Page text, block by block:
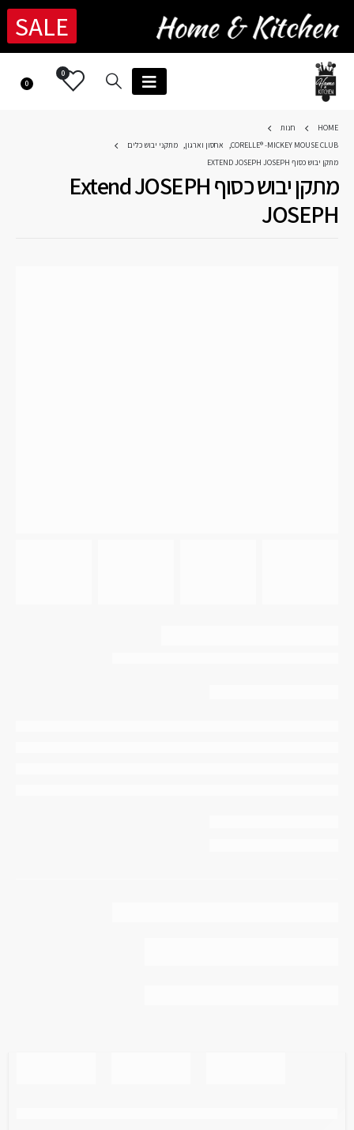
SALE
0
0
HOME
חנות
CORELLE® -MICKEY MOUSE CLUB
, אחסון וארגון, מתקני יבוש כלים
מתקן יבוש כסוף EXTEND JOSEPH JOSEPH
מתקן יבוש כסוף Extend JOSEPH
JOSEPH